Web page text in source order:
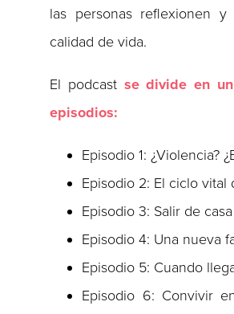
las personas reflexionen y
calidad de vida.
El podcast se divide en
episodios:
Episodio 1: ¿Violencia?
Episodio 2: El ciclo vital
Episodio 3: Salir de casa
Episodio 4: Una nueva
Episodio 5: Cuando
Episodio 6: Convivir